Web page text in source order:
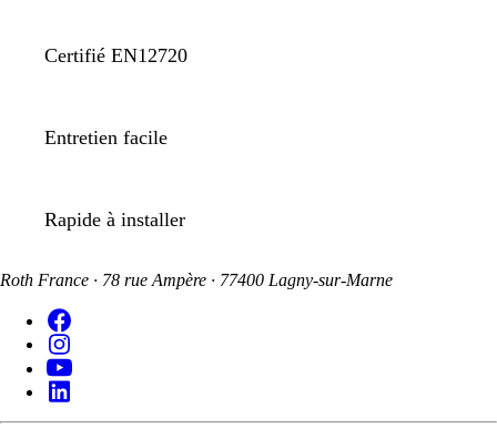
Certifié EN12720
Entretien facile
Rapide à installer
Roth France · 78 rue Ampère · 77400 Lagny-sur-Marne